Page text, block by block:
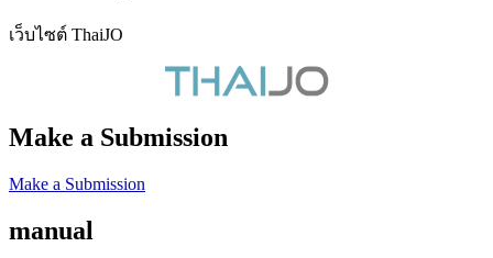
เว็บไซต์ ThaiJO
Make a Submission
Make a Submission
manual